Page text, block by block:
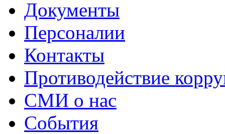
Документы
Персоналии
Контакты
Противодействие
СМИ о нас
События